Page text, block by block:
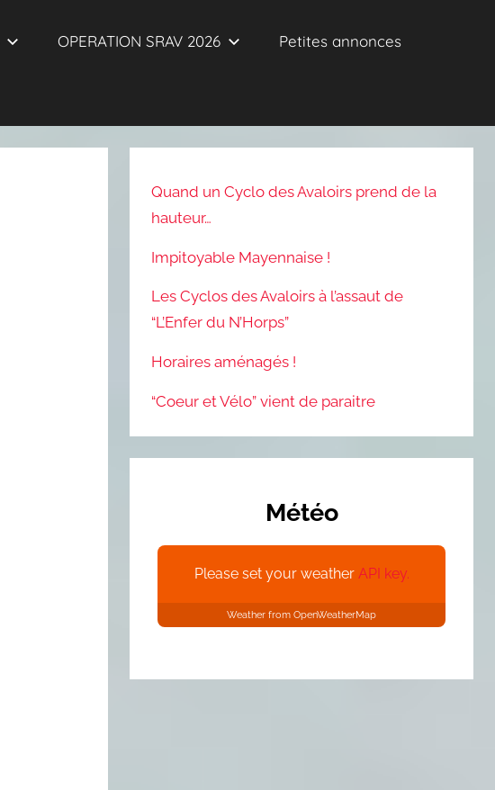
OPERATION SRAV 2026 Petites annonces
Quand un Cyclo des Avaloirs prend de la
hauteur…
Impitoyable Mayennaise !
Les Cyclos des Avaloirs à l’assaut de
“L’Enfer du N’Horps”
Horaires aménagés !
“Coeur et Vélo” vient de paraitre
Météo
Please set your weather API key.
Weather from OpenWeatherMap